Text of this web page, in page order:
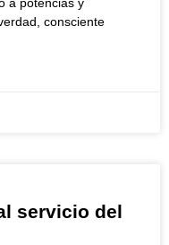
consciente
servicio del